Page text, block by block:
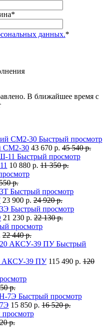
*
данных.*
В ближайшее время с
Быстрый просмотр
СМ2-30 43 670 р. 45 540 р.
Быстрый просмотр
10 880 р. 11 350 р.
р.
Быстрый просмотр
23 900 р. 24 920 р.
Быстрый просмотр
21 230 р. 22 130 р.
просмотр
22 440 р.
Быстрый
АКСУ-39 ПУ 115 490 р. 120
р.
Быстрый просмотр
15 850 р. 16 520 р.
р.